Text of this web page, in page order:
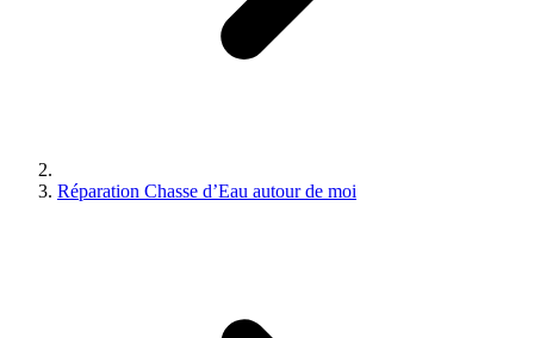
Réparation Chasse d’Eau autour de moi